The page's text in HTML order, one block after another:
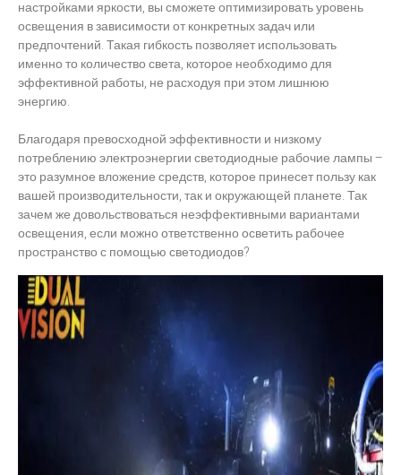
настройками яркости, вы сможете оптимизировать уровень
освещения в зависимости от конкретных задач или
предпочтений. Такая гибкость позволяет использовать
именно то количество света, которое необходимо для
эффективной работы, не расходуя при этом лишнюю
энергию.
Благодаря превосходной эффективности и низкому
потреблению электроэнергии светодиодные рабочие лампы –
это разумное вложение средств, которое принесет пользу как
вашей производительности, так и окружающей планете. Так
зачем же довольствоваться неэффективными вариантами
освещения, если можно ответственно осветить рабочее
пространство с помощью светодиодов?